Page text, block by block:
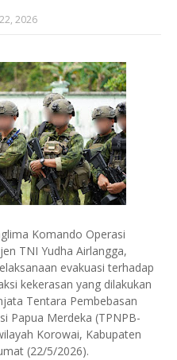
2026
Komando Operasi
TNI Yudha Airlangga,
evakuasi terhadap
kekerasan yang dilakukan
Tentara Pembebasan
Papua Merdeka (TPNPB-
Korowai, Kabupaten
(22/5/2026).